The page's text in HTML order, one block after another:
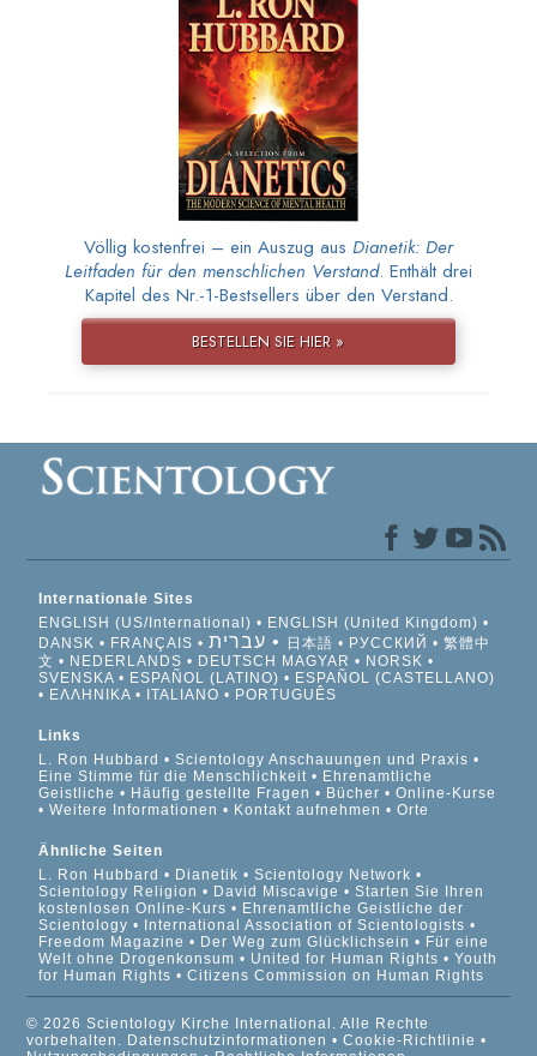
Völlig kostenfrei – ein Auszug aus Dianetik: Der
Leitfaden für den menschlichen Verstand. Enthält drei
Kapitel des Nr.-1-Bestsellers über den Verstand.
BESTELLEN SIE HIER »
Internationale Sites
ENGLISH (US/International)
ENGLISH (United Kingdom)
DANSK
FRANÇAIS עברית 日本語 РУССКИЙ
繁體中
文
NEDERLANDS DEUTSCH MAGYAR
NORSK
SVENSKA
ESPAÑOL (LATINO)
ESPAÑOL (CASTELLANO)
ΕΛΛΗΝΙΚA
ITALIANO PORTUGUÊS
Links
L. Ron Hubbard
Scientology Anschauungen und Praxis
Eine Stimme für die Menschlichkeit
Ehrenamtliche
Geistliche
Häufig gestellte Fragen Bücher
Online-Kurse
Weitere Informationen
Kontakt aufnehmen Orte
Ähnliche Seiten
L. Ron Hubbard
Dianetik
Scientology Network
Scientology Religion
David Miscavige
Starten Sie Ihren
kostenlosen Online-Kurs
Ehrenamtliche Geistliche der
Scientology
International Association of Scientologists
Freedom Magazine
Der Weg zum Glücklichsein
Für eine
Welt ohne Drogenkonsum
United for Human Rights
Youth
for Human Rights
Citizens Commission on Human Rights
© 2026 Scientology Kirche International. Alle Rechte
vorbehalten. Datenschutzinformationen •Cookie-Richtlinie •